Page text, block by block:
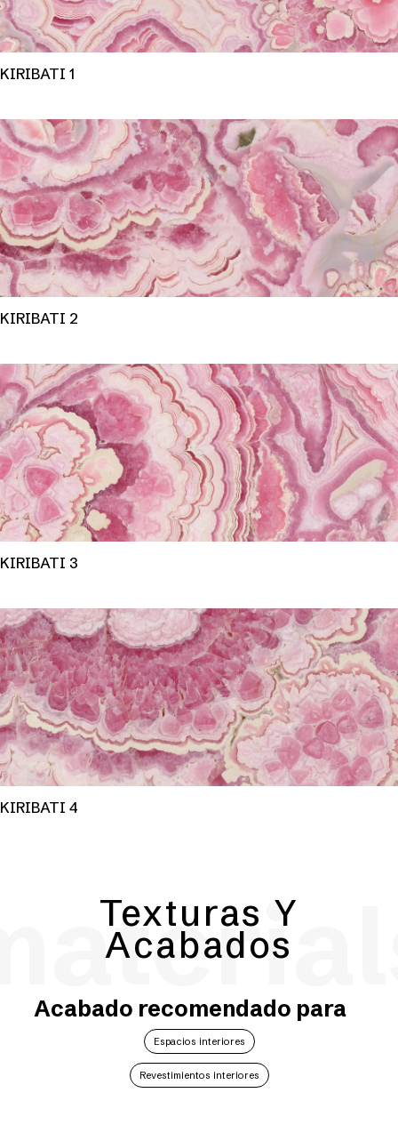
KIRIBATI 1
KIRIBATI 2
KIRIBATI 3
KIRIBATI 4
Texturas Y
Acabados
Acabado recomendado para
Espacios interiores
Revestimientos interiores